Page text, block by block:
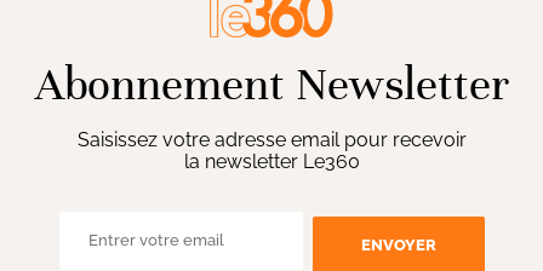
Abonnement Newsletter
Saisissez votre adresse email pour recevoir
la newsletter Le360
ENVOYER